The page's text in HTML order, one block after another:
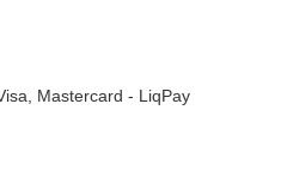
Mastercard - LiqPay